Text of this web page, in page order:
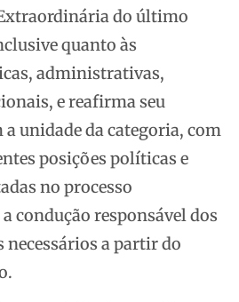
do último
quanto às
administrativas,
e reafirma seu
unidade da categoria, com
posições políticas e
no processo
condução responsável dos
a partir do